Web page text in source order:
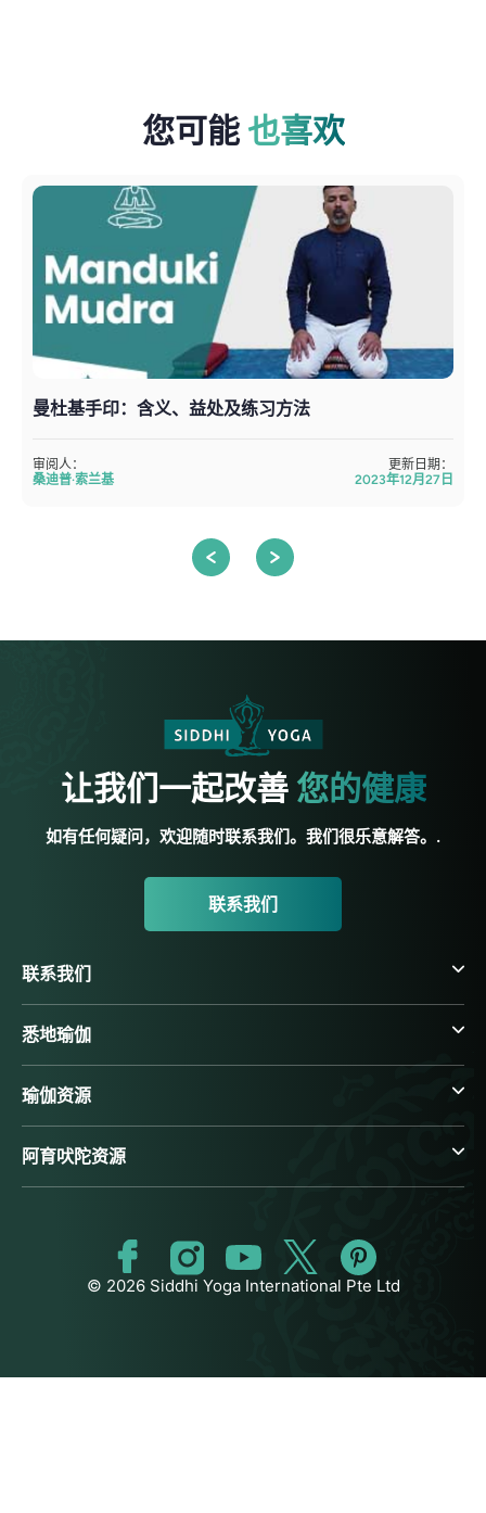
您可能 也喜欢
曼杜基手印：含义、益处及练习方法
审阅人：
桑迪普·索兰基
更新日期：
2023年12月27日
让我们一起改善 您的健康
如有任何疑问，欢迎随时联系我们。我们很乐意解答。.
联系我们
联系我们
悉地瑜伽
瑜伽资源
阿育吠陀资源
© 2026 Siddhi Yoga International Pte Ltd